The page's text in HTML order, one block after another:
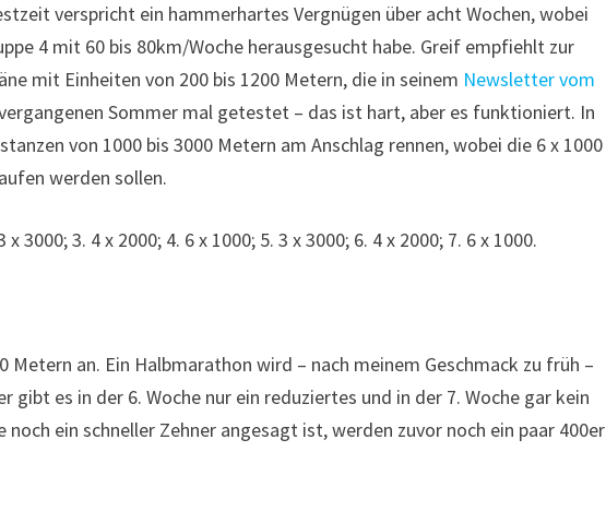
verspricht ein hammerhartes Vergnügen über acht Wochen, wobei
4 mit 60 bis 80km/Woche herausgesucht habe. Greif empfiehlt zur
mit Einheiten von 200 bis 1200 Metern, die in seinem Newsletter vom
Sommer mal getestet – das ist hart, aber es funktioniert. In
von 1000 bis 3000 Metern am Anschlag rennen, wobei die 6 x 1000
werden sollen.
x 3000; 3. 4 x 2000; 4. 6 x 1000; 5. 3 x 3000; 6. 4 x 2000; 7. 6 x 1000.
Metern an. Ein Halbmarathon wird – nach meinem Geschmack zu früh –
gibt es in der 6. Woche nur ein reduziertes und in der 7. Woche gar kein
ein schneller Zehner angesagt ist, werden zuvor noch ein paar 400er